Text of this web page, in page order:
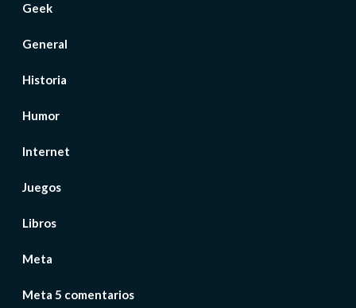
Geek
General
Historia
Humor
Internet
Juegos
Libros
Meta
Meta 5 comentarios